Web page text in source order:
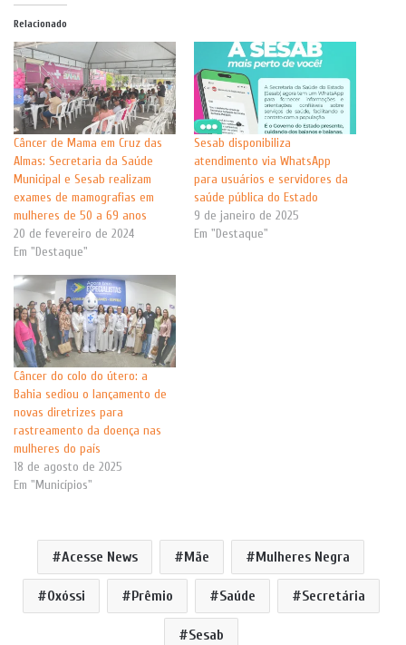
Relacionado
Câncer de Mama em Cruz das
Almas: Secretaria da Saúde
Municipal e Sesab realizam
exames de mamografias em
mulheres de 50 a 69 anos
20 de fevereiro de 2024
Em "Destaque"
Sesab disponibiliza
atendimento via WhatsApp
para usuários e servidores da
saúde pública do Estado
9 de janeiro de 2025
Em "Destaque"
Câncer do colo do útero: a
Bahia sediou o lançamento de
novas diretrizes para
rastreamento da doença nas
mulheres do país
18 de agosto de 2025
Em "Municípios"
Acesse News Mãe Mulheres Negra
Oxóssi Prêmio Saúde Secretária
Sesab